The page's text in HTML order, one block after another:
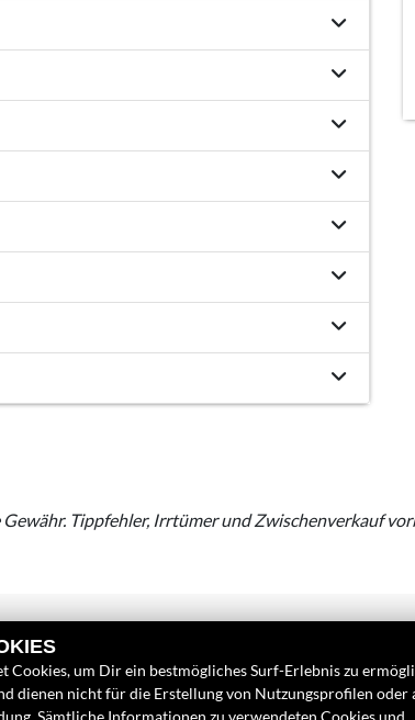
Tippfehler, Irrtümer und Zwischenverkauf
FINDEN SIE UNS
Cookies, um Dir ein bestmögliches Surf-Erlebnis zu
dienen nicht für die Erstellung von Nutzungsprofilen oder
Sämtliche Informationen zu verwendeten Cookies und